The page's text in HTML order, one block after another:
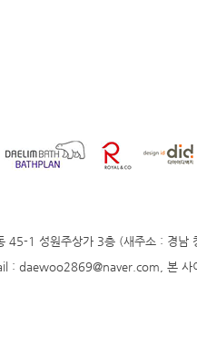
45-1 성원주상가 3층 (새주소 :
daewoo2869@naver.com, 본 사이